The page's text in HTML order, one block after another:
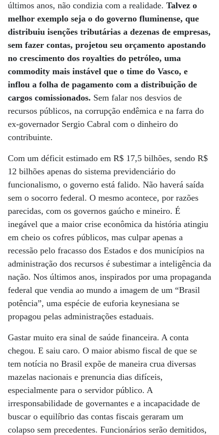
últimos anos, não condizia com a realidade. Talvez o
melhor exemplo seja o do governo fluminense, que
distribuiu isenções tributárias a dezenas de empresas,
sem fazer contas, projetou seu orçamento apostando
no crescimento dos royalties do petróleo, uma
commodity mais instável que o time do Vasco, e
inflou a folha de pagamento com a distribuição de
cargos comissionados. Sem falar nos desvios de
recursos públicos, na corrupção endêmica e na farra do
ex-governador Sergio Cabral com o dinheiro do
contribuinte.
Com um déficit estimado em R$ 17,5 bilhões, sendo R$
12 bilhões apenas do sistema previdenciário do
funcionalismo, o governo está falido. Não haverá saída
sem o socorro federal. O mesmo acontece, por razões
parecidas, com os governos gaúcho e mineiro. É
inegável que a maior crise econômica da história atingiu
em cheio os cofres públicos, mas culpar apenas a
recessão pelo fracasso dos Estados e dos municípios na
administração dos recursos é subestimar a inteligência da
nação. Nos últimos anos, inspirados por uma propaganda
federal que vendia ao mundo a imagem de um “Brasil
potência”, uma espécie de euforia keynesiana se
propagou pelas administrações estaduais.
Gastar muito era sinal de saúde financeira. A conta
chegou. E saiu caro. O maior abismo fiscal de que se
tem notícia no Brasil expõe de maneira crua diversas
mazelas nacionais e prenuncia dias difíceis,
especialmente para o servidor público. A
irresponsabilidade de governantes e a incapacidade de
buscar o equilíbrio das contas fiscais geraram um
colapso sem precedentes. Funcionários serão demitidos,